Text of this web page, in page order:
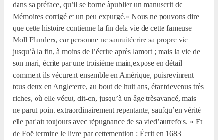
dans sa préface, qu’il se borne àpublier un manuscrit de
Mémoires corrigé et un peu expurgé.« Nous ne pouvons dire
que cette histoire contienne la fin dela vie de cette fameuse
Moll Flanders, car personne ne sauraitécrire sa propre vie
jusqu’à la fin, à moins de l’écrire après lamort ; mais la vie de
son mari, écrite par une troisième main,expose en détail
comment ils vécurent ensemble en Amérique, puisrevinrent
tous deux en Angleterre, au bout de huit ans, étantdevenus très
riches, où elle vécut, dit-on, jusqu’à un âge trèsavancé, mais
ne parut point extraordinairement repentante, saufqu’en vérité
elle parlait toujours avec répugnance de sa vied’autrefois. » Et
de Foë termine le livre par cettemention : Écrit en 1683.